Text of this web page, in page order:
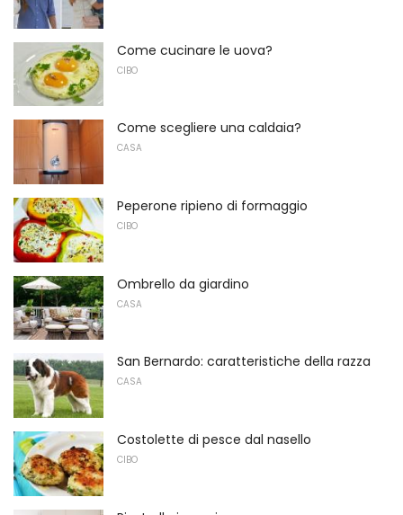
Come cucinare le uova?
CIBO
Come scegliere una caldaia?
CASA
Peperone ripieno di formaggio
CIBO
Ombrello da giardino
CASA
San Bernardo: caratteristiche della razza
CASA
Costolette di pesce dal nasello
CIBO